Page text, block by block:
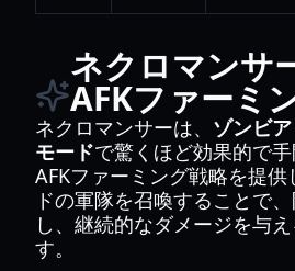
ネクロマンサ
AFKファーミ
ネクロマンサーは、 ゾンビ
モードで驚くほど効果的で
AFKファーミング戦略を提供
ドの軍隊を召喚することで
し、継続的なダメージを与
す。